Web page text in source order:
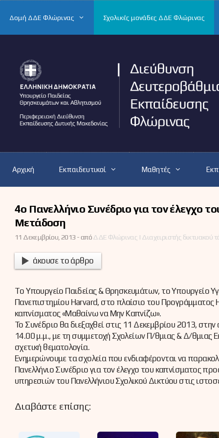
Δομή ΔΔΕ Φλώρινας Σχολικές μονάδες ΔΔΕ Φλώρινας
Αρχική Εκπαιδευτικοί Μαθητές
4ο Πανελλήνιο Συνέδριο για τον
Μετάδοση
11 Δεκεμβρίου, 2013 -απόΔΔΕ Φλώρινας | Διαχειριστής δικτυακού
άκουσε το άρθρο
Tο Υπουργείο Παιδείας & Θρησκευμάτων, το Υπουργείο
Πανεπιστημίου Harvard, στο πλαίσιο του Προγράμματος
καπνίσματος «Μαθαίνω να Μην Καπνίζω».
Το Συνέδριο θα διεξαχθεί στις 11 Δεκεμβρίου 2013,
14.00 μ.μ., με τη συμμετοχή Σχολείων Π/θμιας & Δ/
σχετική θεματολογία.
Ενημερώνουμε τα σχολεία που ενδιαφέρονται να
Πανελλήνιο Συνέδριο για τον έλεγχο του καπνίσματος
υπηρεσιών του Πανελλήνιου Σχολικού Δικτύου στις
Διαβάστε επίσης: